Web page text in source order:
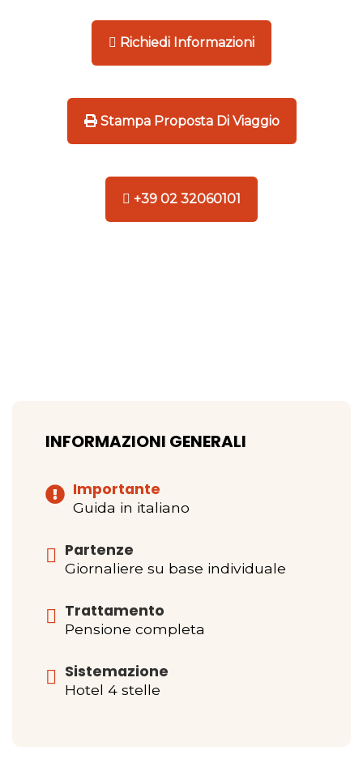
Richiedi Informazioni
Stampa Proposta Di Viaggio
+39 02 32060101
INFORMAZIONI GENERALI
Importante
Guida in italiano
Partenze
Giornaliere su base individuale
Trattamento
Pensione completa
Sistemazione
Hotel 4 stelle